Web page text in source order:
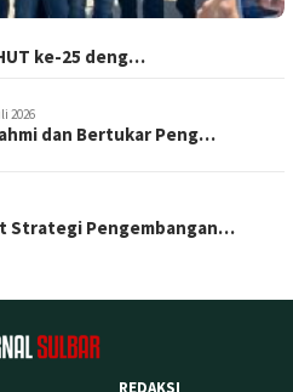
ke-25 deng…
2026
dan Bertukar Peng…
Strategi Pengembangan…